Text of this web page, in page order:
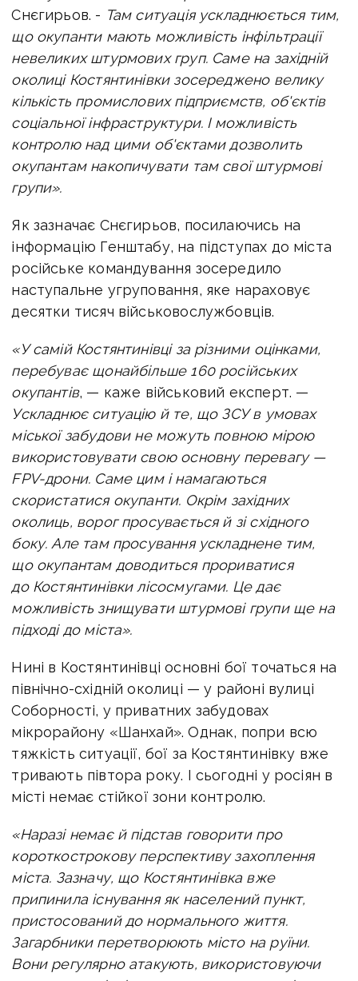
Снєгирьов. - Там ситуація ускладнюється тим,
що окупанти мають можливість інфільтрації
невеликих штурмових груп. Саме на західній
околиці Костянтинівки зосереджено велику
кількість промислових підприємств, об'єктів
соціальної інфраструктури. І можливість
контролю над цими об'єктами дозволить
окупантам накопичувати там свої штурмові
групи».
Як зазначає Снєгирьов, посилаючись на
інформацію Генштабу, на підступах до міста
російське командування зосередило
наступальне угруповання, яке нараховує
десятки тисяч військовослужбовців.
«У самій Костянтинівці за різними оцінками,
перебуває щонайбільше 160 російських
окупантів, — каже військовий експерт. —
Ускладнює ситуацію й те, що ЗСУ в умовах
міської забудови не можуть повною мірою
використовувати свою основну перевагу —
FPV-дрони. Саме цим і намагаються
скористатися окупанти. Окрім західних
околиць, ворог просувається й зі східного
боку. Але там просування ускладнене тим,
що окупантам доводиться прориватися
до Костянтинівки лісосмугами. Це дає
можливість знищувати штурмові групи ще на
підході до міста».
Нині в Костянтинівці основні бої точаться на
північно-східній околиці — у районі вулиці
Соборності, у приватних забудовах
мікрорайону «Шанхай».Однак, попри всю
тяжкість ситуації, бої за Костянтинівку вже
тривають півтора року. І сьогодні у росіян в
місті немає стійкої зони контролю.
«Наразі немає й підстав говорити про
короткострокову перспективу захоплення
міста. Зазначу, що Костянтинівка вже
припинила існування як населений пункт,
пристосований до нормального життя.
Загарбники перетворюють місто на руїни.
Вони регулярно атакують, використовуючи